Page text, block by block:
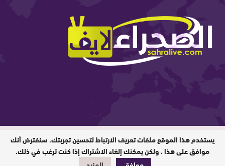
المدير المسؤول : ابيبك المحفوظ / جميع
الحقوق محفوظة © 2026
تصميم وبرمجة
يستخدم هذا الموقع ملفات تعريف الارتباط لتحسين تجربتك. سنفترض أنك
موافق على هذا ، ولكن يمكنك إلغاء الاشتراك إذا كنت ترغب في ذلك.